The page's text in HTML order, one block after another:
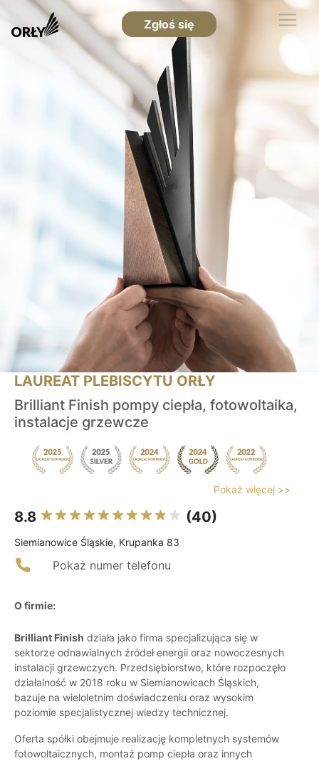
Zgłoś się
LAUREAT PLEBISCYTU ORŁY
Brilliant Finish pompy ciepła, fotowoltaika,
instalacje grzewcze
Pokaż więcej >>
8.8 (40)
Siemianowice Śląskie, Krupanka 83
Pokaż numer telefonu
O firmie:
Brilliant Finish działa jako firma specjalizująca się w
sektorze odnawialnych źródeł energii oraz nowoczesnych
instalacji grzewczych. Przedsiębiorstwo, które rozpoczęło
działalność w 2018 roku w Siemianowicach Śląskich,
bazuje na wieloletnim doświadczeniu oraz wysokim
poziomie specjalistycznej wiedzy technicznej.
Oferta spółki obejmuje realizację kompletnych systemów
fotowoltaicznych, montaż pomp ciepła oraz innych